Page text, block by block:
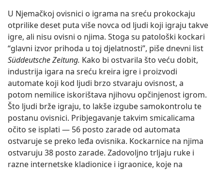
U Njemačkoj ovisnici o igrama na sreću prokockaju
otprilike deset puta više novca od ljudi koji igraju takve
igre, ali nisu ovisni o njima. Stoga su patološki kockari
“glavni izvor prihoda u toj djelatnosti”, piše dnevni list
Süddeutsche Zeitung. Kako bi ostvarila što veću dobit,
industrija igara na sreću kreira igre i proizvodi
automate koji kod ljudi brzo stvaraju ovisnost, a
potom nemilice iskorištava njihovu opčinjenost igrom.
Što ljudi brže igraju, to lakše izgube samokontrolu te
postanu ovisnici. Pribjegavanje takvim smicalicama
očito se isplati — 56 posto zarade od automata
ostvaruje se preko leđa ovisnika. Kockarnice na njima
ostvaruju 38 posto zarade. Zadovoljno trljaju ruke i
razne internetske kladionice i igraonice, koje na